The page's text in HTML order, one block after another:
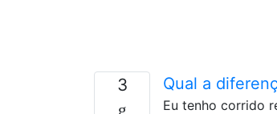
3 Qual a
Eu tenho corrido